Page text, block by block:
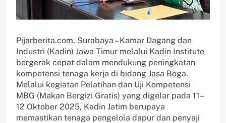
‎‎Pijarberita.com, Surabaya – Kamar Dagang dan
Industri (Kadin) Jawa Timur melalui Kadin Institute
bergerak cepat dalam mendukung peningkatan
kompetensi tenaga kerja di bidang Jasa Boga.
Melalui kegiatan Pelatihan dan Uji Kompetensi
MBG (Makan Bergizi Gratis) yang digelar pada 11–
12 Oktober 2025, Kadin Jatim berupaya
memastikan tenaga pengelola dapur dan penyaji